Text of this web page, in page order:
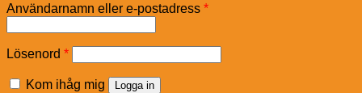
Användarnamn eller e-postadress *Obligatoriskt
Lösenord *Obligatoriskt
Kom ihåg mig Logga in